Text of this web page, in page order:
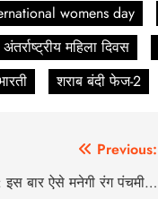
womens day
अंतर्राष्ट्रीय महिला दिवस
शराब बंदी फेज-2
Previous:
बार ऐसे मनेगी रंग पंचमी…